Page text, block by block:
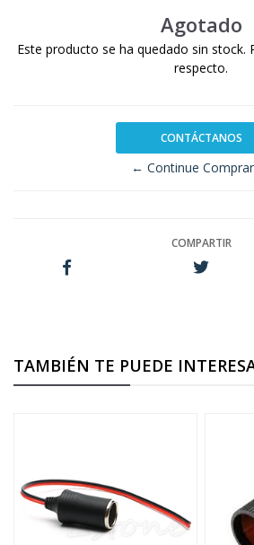
Agotado
Este producto se ha quedado sin stock.
respecto.
CONTÁCTANOS
← Continue
COMPARTIR
TAMBIÉN TE PUEDE